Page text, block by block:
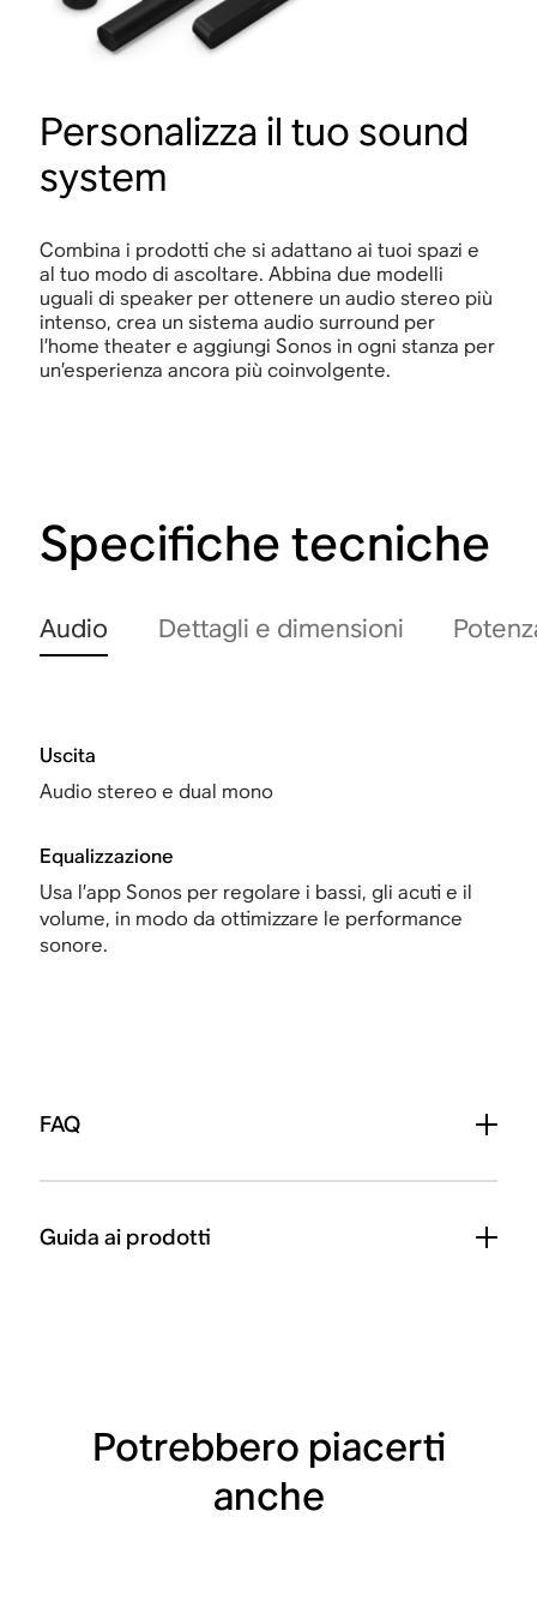
Personalizza il tuo sound
system
Combina i prodotti che si adattano ai tuoi spazi e
al tuo modo di ascoltare. Abbina due modelli
uguali di speaker per ottenere un audio stereo più
intenso, crea un sistema audio surround per
l’home theater e aggiungi Sonos in ogni stanza per
un’esperienza ancora più coinvolgente.
Specifiche tecniche
Audio Dettagli e dimensioni
Uscita
Audio stereo e dual mono
Equalizzazione
Usa l’app Sonos per regolare i bassi, gli acuti e il
volume, in modo da ottimizzare le performance
sonore.
FAQ
Guida ai prodotti
Potrebbero piacerti
anche